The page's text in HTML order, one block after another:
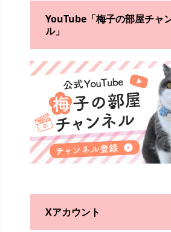
YouTube「梅子の部屋チャ
ル」
Xアカウント